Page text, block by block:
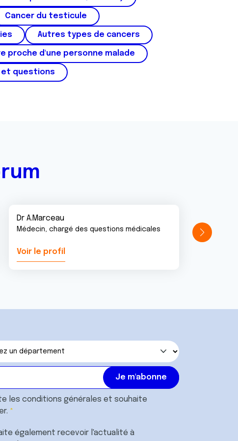
Cancer du testicule
Autres types de cancers
proche d'une personne malade
et questions
Dr A.Marceau
Médecin, chargé des questions médicales
Voir le profil
les conditions générales et souhaite
également recevoir l'actualité à